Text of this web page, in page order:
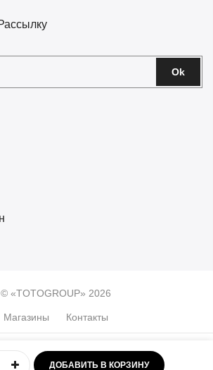
Ok
© «TOTOGROUP» 2026
Магазины Контакты
Меню Избранное
ДОБАВИТЬ В КОРЗИНУ